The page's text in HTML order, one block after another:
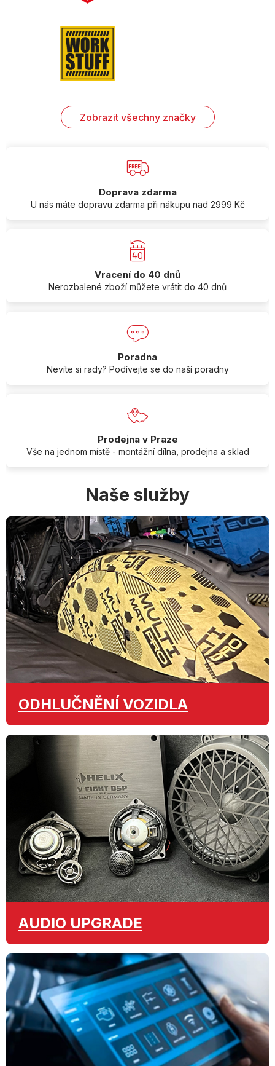
Zobrazit všechny značky
Doprava zdarma
U nás máte dopravu zdarma při nákupu nad 2999 Kč
Vracení do 40 dnů
Nerozbalené zboží můžete vrátit do 40 dnů
Poradna
Nevíte si rady? Podívejte se do naší poradny
Prodejna v Praze
Vše na jednom místě - montážní dílna, prodejna a sklad
Naše služby
ODHLUČNĚNÍ VOZIDLA
AUDIO UPGRADE